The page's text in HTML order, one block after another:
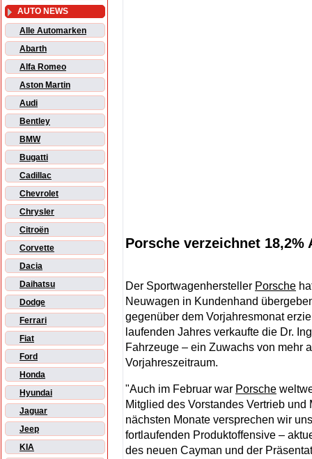
AUTO NEWS
Alle Automarken
Abarth
Alfa Romeo
Aston Martin
Audi
Bentley
BMW
Bugatti
Cadillac
Chevrolet
Chrysler
Citroën
Corvette
Dacia
Daihatsu
Dodge
Ferrari
Fiat
Ford
Honda
Hyundai
Jaguar
Jeep
KIA
Porsche verzeichnet
Der Sportwagenhersteller Porsche
Neuwagen in Kundenhand
gegenüber dem Vorjahresmonat
laufenden Jahres verkaufte die Dr.
Fahrzeuge – ein Zuwachs von mehr
Vorjahreszeitraum.
"Auch im Februar war Porsche
Mitglied des Vorstandes Vertrieb
nächsten Monate versprechen wir
fortlaufenden Produktoffensive –
des neuen Cayman und der